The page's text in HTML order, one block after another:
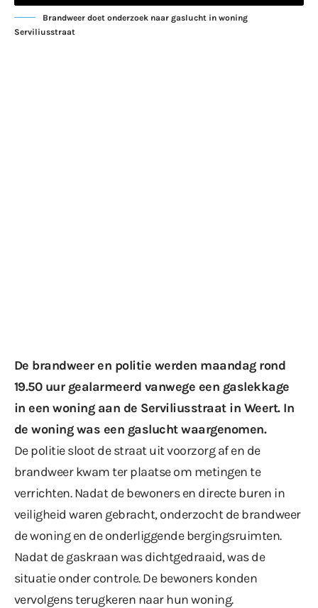
Brandweer doet onderzoek naar gaslucht in woning
Serviliusstraat
De brandweer en politie werden maandag rond
19.50 uur gealarmeerd vanwege een gaslekkage
in een woning aan de Serviliusstraat in Weert. In
de woning was een gaslucht waargenomen.
De politie sloot de straat uit voorzorg af en de
brandweer kwam ter plaatse om metingen te
verrichten. Nadat de bewoners en directe buren in
veiligheid waren gebracht, onderzocht de brandweer
de woning en de onderliggende bergingsruimten.
Nadat de gaskraan was dichtgedraaid, was de
situatie onder controle. De bewoners konden
vervolgens terugkeren naar hun woning.